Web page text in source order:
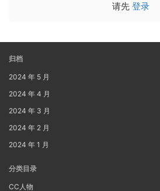
请先 登录
归档
2024 年 5 月
2024 年 4 月
2024 年 3 月
2024 年 2 月
2024 年 1 月
分类目录
CC人物